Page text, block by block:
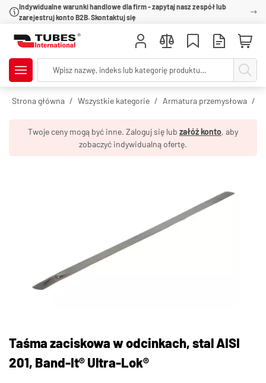
Indywidualne warunki handlowe dla firm - zapytaj nasz zespół lub
zarejestruj konto B2B. Skontaktuj się
Strona główna Wszystkie kategorie Armatura przemysłowa
Twoje ceny mogą być inne. Zaloguj się lub załóż konto, aby
zobaczyć indywidualną ofertę.
Taśma zaciskowa w odcinkach, stal AISI
201, Band-It® Ultra-Lok®